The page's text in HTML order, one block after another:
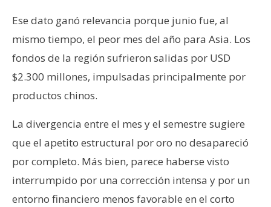
Ese dato ganó relevancia porque junio fue, al
mismo tiempo, el peor mes del año para Asia. Los
fondos de la región sufrieron salidas por USD
$2.300 millones, impulsadas principalmente por
productos chinos.
La divergencia entre el mes y el semestre sugiere
que el apetito estructural por oro no desapareció
por completo. Más bien, parece haberse visto
interrumpido por una corrección intensa y por un
entorno financiero menos favorable en el corto